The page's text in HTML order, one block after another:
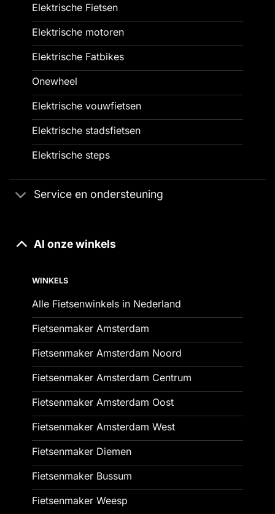
Elektrische Fietsen
Elektrische motoren
Elektrische Fatbikes
Onewheel
Elektrische vouwfietsen
Elektrische stadsfietsen
Elektrische steps
Service en ondersteuning
Al onze winkels
WINKELS
Alle Fietsenwinkels in Nederland
Fietsenmaker Amsterdam
Fietsenmaker Amsterdam Noord
Fietsenmaker Amsterdam Centrum
Fietsenmaker Amsterdam Oost
Fietsenmaker Amsterdam West
Fietsenmaker Diemen
Fietsenmaker Bussum
Fietsenmaker Weesp